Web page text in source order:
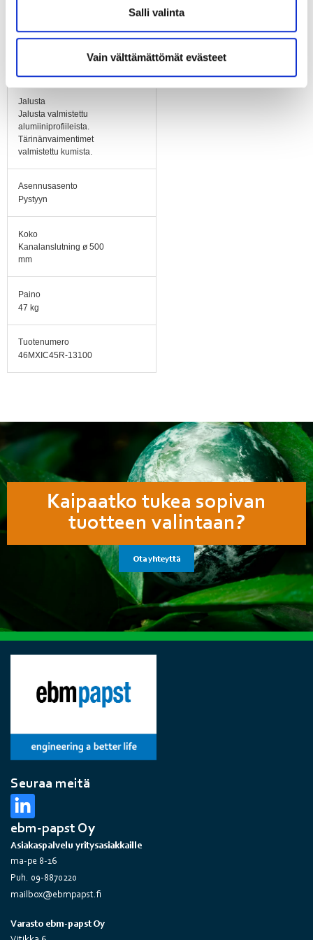
Salli valinta
Vain välttämättömät evästeet
Puhallinkaapu
galvanoitua teräspeltiä,
sisäpuolella eristys 50
Jalusta
Jalusta valmistettu
alumiiniprofiileista.
Tärinänvaimentimet
valmistettu kumista.
Asennusasento
Pystyyn
Koko
Kanalanslutning ø 500
mm
Paino
47 kg
Tuotenumero
46MXIC45R-13100
Kaipaatko tukea sopivan
tuotteen valintaan?
Ota yhteyttä
Seuraa meitä
ebm-papst Oy
Asiakaspalvelu yritysasiakkaille
ma-pe 8-16
Puh. 09-8870220
mailbox@ebmpapst.fi
Varasto ebm-papst Oy